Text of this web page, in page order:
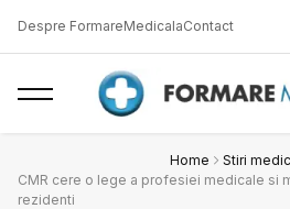
Despre FormareMedicalaContact
Home
Stiri
CMR cere o lege a profesiei medicale si
rezidenti